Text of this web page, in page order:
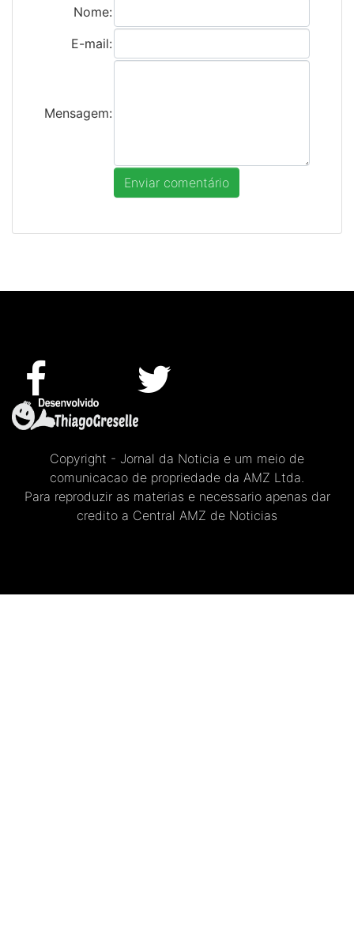
Nome:
E-mail:
Mensagem:
Copyright - Jornal da Noticia e um meio de
comunicacao de propriedade da AMZ Ltda.
Para reproduzir as materias e necessario apenas dar
credito a Central AMZ de Noticias